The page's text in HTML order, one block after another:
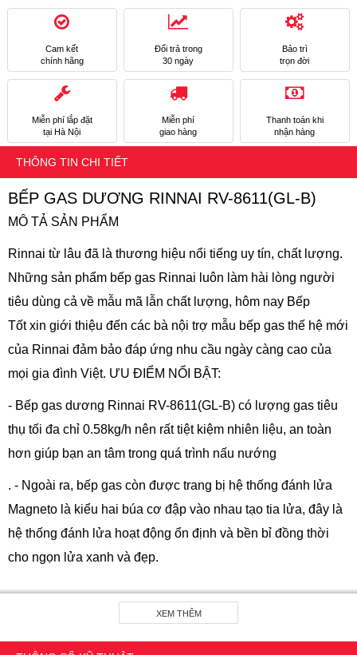
Cam kết
chính hãng
Đổi trả trong
30 ngày
Bảo trì
trọn đời
Miễn phí lắp đặt
tại Hà Nội
Miễn phí
giao hàng
Thanh toán khi
nhận hàng
THÔNG TIN CHI TIẾT
BẾP GAS DƯƠNG RINNAI RV-8611(GL-B)
MÔ TẢ SẢN PHẨM
Rinnai từ lâu đã là thương hiệu nổi tiếng uy tín, chất lượng.
Những sản phẩm bếp gas Rinnai luôn làm hài lòng người
tiêu dùng cả về mẫu mã lẫn chất lượng, hôm nay Bếp
Tốt xin giới thiệu đến các bà nội trợ mẫu bếp gas thế hệ mới
của Rinnai đảm bảo đáp ứng nhu cầu ngày càng cao của
mọi gia đình Việt. ƯU ĐIỂM NỔI BẬT:
- Bếp gas dương Rinnai RV-8611(GL-B) có lượng gas tiêu
thụ tối đa chỉ 0.58kg/h nên rất tiệt kiệm nhiên liệu, an toàn
hơn giúp bạn an tâm trong quá trình nấu nướng
. - Ngoài ra, bếp gas còn được trang bị hệ thống đánh lửa
Magneto là kiểu hai búa cơ đập vào nhau tạo tia lửa, đây là
hệ thống đánh lửa hoạt động ổn định và bền bỉ đồng thời
cho ngọn lửa xanh và đẹp.
- Bếp sử dụng đầu đốt thông thường có các khe nhỏ bao
quanh đầu đốt để cho ngọn lửa to hơn và giữ nhiệt độ ổn
XEM THÊM